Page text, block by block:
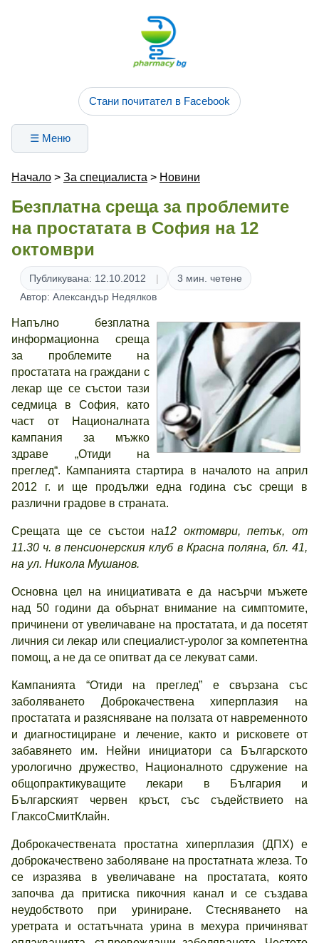
Стани почитател в Facebook
☰ Меню
Начало > За специалиста > Новини
Безплатна среща за проблемите
на простатата в София на 12
октомври
Публикувана: 12.10.2012
3 мин. четене
Автор: Александър Недялков
Напълно безплатна
информационна среща
за проблемите на
простатата на граждани с
лекар ще се състои тази
седмица в София, като
част от Националната
кампания за мъжко
здраве „Отиди на
преглед“. Кампанията стартира в началото на април
2012 г. и ще продължи една година със срещи в
различни градове в страната.
Срещата ще се състои на12 октомври, петък, от
11.30 ч. в пенсионерския клуб в Красна поляна, бл. 41,
на ул. Никола Мушанов.
Основна цел на инициативата е да насърчи мъжете
над 50 години да обърнат внимание на симптомите,
причинени от увеличаване на простатата, и да посетят
личния си лекар или специалист-уролог за компетентна
помощ, а не да се опитват да се лекуват сами.
Кампанията “Отиди на преглед” е свързана със
заболяването Доброкачествена хиперплазия на
простатата и разясняване на ползата от навременното
и диагностициране и лечение, както и рисковете от
забавянето им. Нейни инициатори са Българското
урологично дружество, Националното сдружение на
общопрактикуващите лекари в България и
Българският червен кръст, със съдействието на
ГлаксоСмитКлайн.
Доброкачествената простатна хиперплазия (ДПХ) е
доброкачествено заболяване на простатната жлеза. То
се изразява в увеличаване на простатата, която
започва да притиска пикочния канал и се създава
неудобството при уриниране. Стесняването на
уретрата и остатъчната урина в мехура причиняват